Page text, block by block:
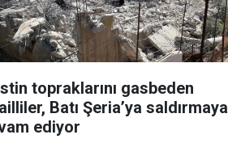
topraklarını gasbeden
Batı Şeria’ya saldırmaya
ediyor